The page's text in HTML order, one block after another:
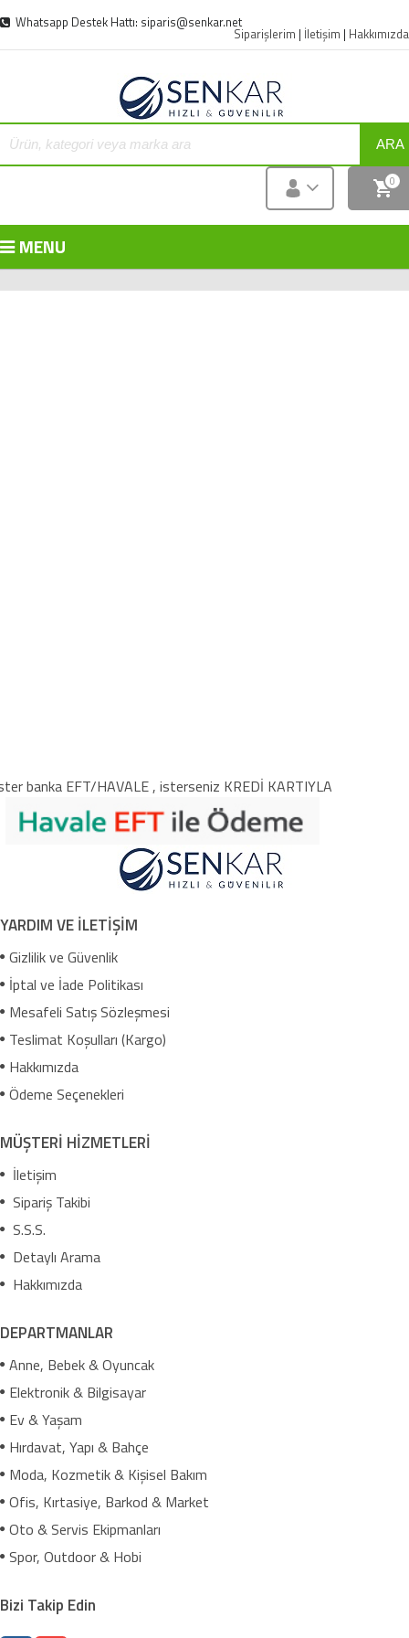
Whatsapp Destek Hattı: siparis@senkar.net
Siparişlerim | İletişim | Hakkımızda
ARA
0
MENU
banka EFT/HAVALE , isterseniz KREDİ KARTIYLA
YARDIM VE İLETİŞİM
Gizlilik ve Güvenlik
İptal ve İade Politikası
Mesafeli Satış Sözleşmesi
Teslimat Koşulları (Kargo)
Hakkımızda
Ödeme Seçenekleri
MÜŞTERİ HİZMETLERİ
İletişim
Sipariş Takibi
S.S.S.
Detaylı Arama
Hakkımızda
DEPARTMANLAR
Anne, Bebek & Oyuncak
Elektronik & Bilgisayar
Ev & Yaşam
Hırdavat, Yapı & Bahçe
Moda, Kozmetik & Kişisel Bakım
Ofis, Kırtasiye, Barkod & Market
Oto & Servis Ekipmanları
Spor, Outdoor & Hobi
Bizi Takip Edin